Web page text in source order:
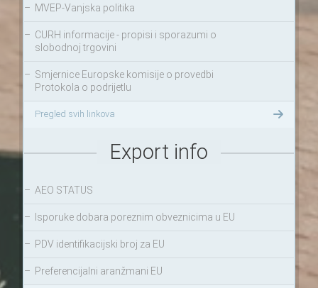
– MVEP-Vanjska politika
– CURH informacije - propisi i sporazumi o
slobodnoj trgovini
– Smjernice Europske komisije o provedbi
Protokola o podrijetlu
Pregled svih linkova
Export info
– AEO STATUS
– Isporuke dobara poreznim obveznicima u EU
– PDV identifikacijski broj za EU
– Preferencijalni aranžmani EU